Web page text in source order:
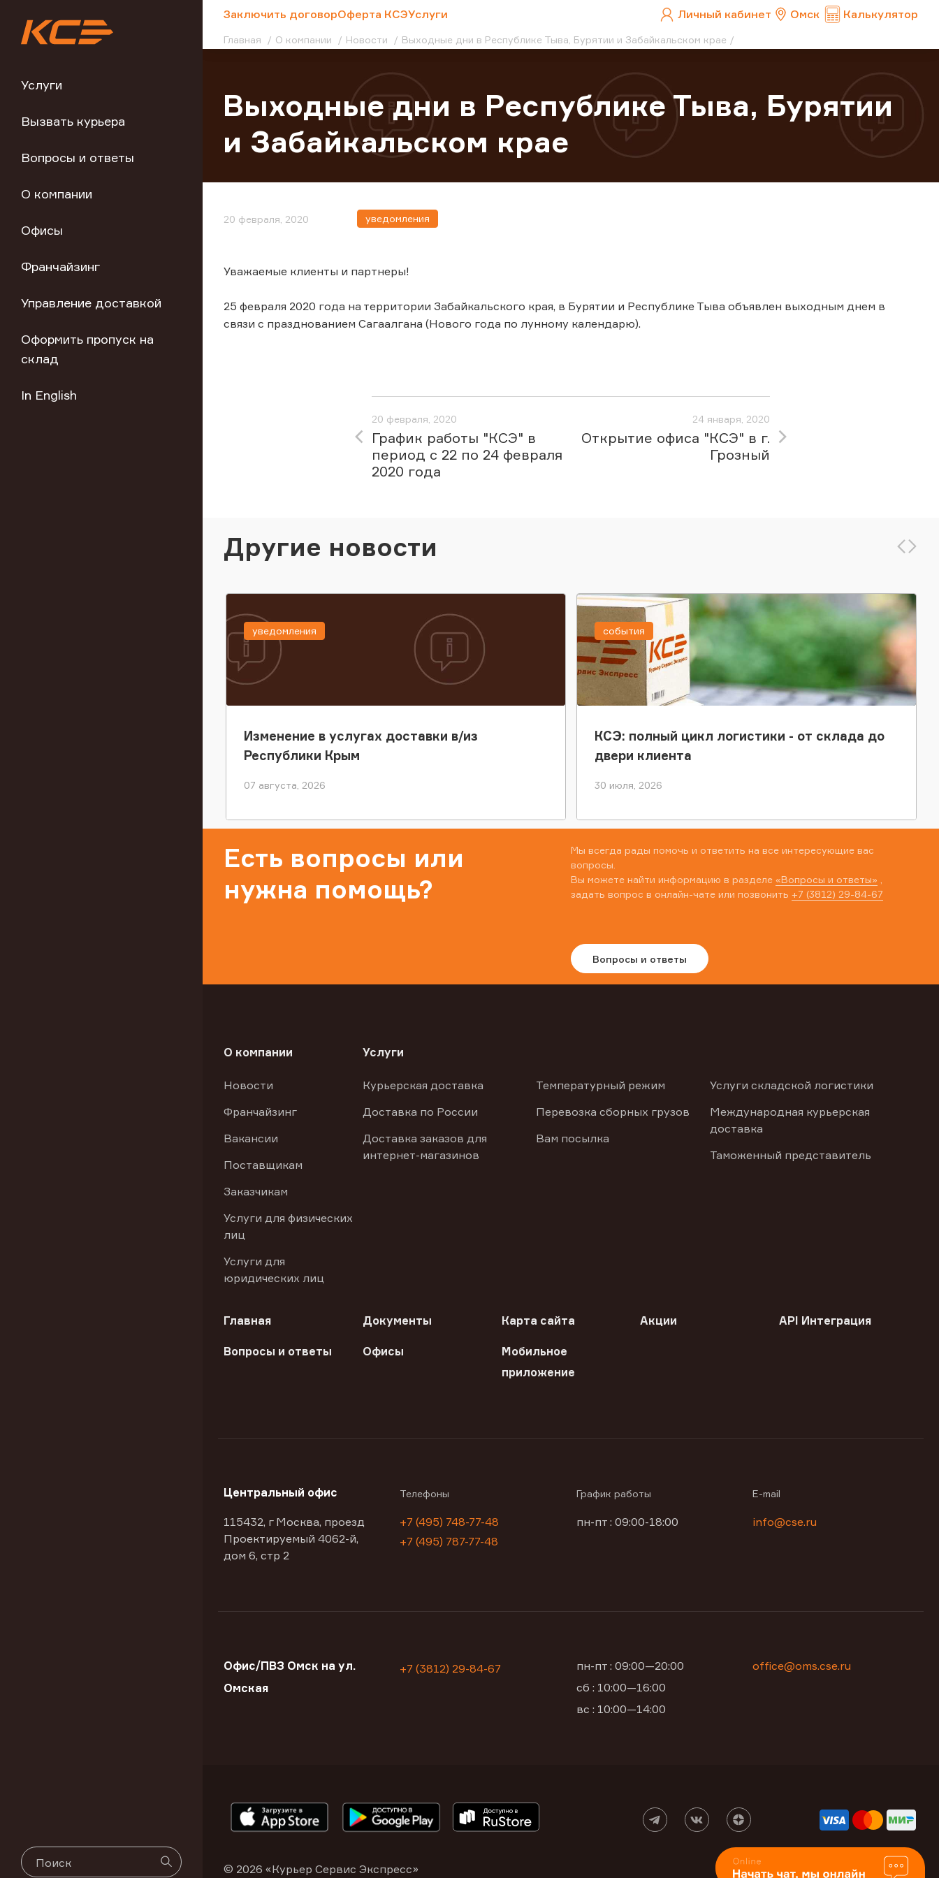
Услуги
Вызвать курьера
Вопросы и ответы
О компании
Офисы
Франчайзинг
Управление доставкой
Оформить пропуск на
склад
In English
Заключить договорОферта КСЭУслуги Личный кабинет Омск Калькулятор
Главная О компании Новости Выходные дни в Республике Тыва, Бурятии и Забайкальском крае
Выходные дни в Республике Тыва, Бурятии
и Забайкальском крае
20 февраля, 2020 уведомления
Уважаемые клиенты и партнеры!
25 февраля 2020 года на территории Забайкальского края, в Бурятии и Республике Тыва объявлен выходным днем в
связи с празднованием Сагаалгана (Нового года по лунному календарю).
20 февраля, 2020
График работы "КСЭ" в
период с 22 по 24 февраля
2020 года
24 января, 2020
Открытие офиса "КСЭ" в г.
Грозный
Другие новости
Изменение в услугах доставки в/из
Республики Крым
07 августа, 2026
уведомления
КСЭ: полный цикл логистики - от склада до
двери клиента
30 июля, 2026
события
Есть вопросы или
нужна помощь?
Мы всегда рады помочь и ответить на все интересующие вас
вопросы.
Вы можете найти информацию в разделе «Вопросы и ответы»
задать вопрос в онлайн-чате или позвонить +7 (3812) 29-84-67
Вопросы и ответы
О компании
Новости
Франчайзинг
Вакансии
Поставщикам
Заказчикам
Услуги для физических
лиц
Услуги для
юридических лиц
Услуги
Курьерская доставка
Доставка по России
Доставка заказов для
интернет-магазинов
Температурный режим
Перевозка сборных грузов
Вам посылка
Услуги складской логистики
Международная курьерская
доставка
Таможенный представитель
Главная Документы Карта сайта Акции API Интеграция
Вопросы и ответы Офисы
Мобильное
приложение
Центральный офис
115432, г Москва, проезд
Проектируемый 4062-й,
дом 6, стр 2
Телефоны
+7 (495) 748-77-48
+7 (495) 787-77-48
График работы
пн-пт : 09:00-18:00
E-mail
info@cse.ru
Офис/ПВЗ Омск на ул.
Омская
+7 (3812) 29-84-67
пн-пт : 09:00—20:00
сб : 10:00—16:00
вс : 10:00—14:00
office@oms.cse.ru
© 2026 «Курьер Сервис Экспресс»